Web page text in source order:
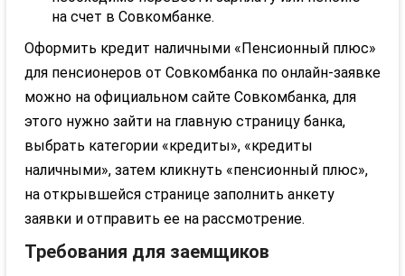
на счет в Совкомбанке.
Оформить кредит наличными «Пенсионный плюс»
для пенсионеров от Совкомбанкапо онлайн-заявке
можно на официальном сайте Совкомбанка, для
этого нужно зайти на главную страницу банка,
выбрать категории «кредиты», «кредиты
наличными», затем кликнуть «пенсионный плюс»,
на открывшейся странице заполнить анкету
заявки и отправить ее на рассмотрение.
Требования для заемщиков